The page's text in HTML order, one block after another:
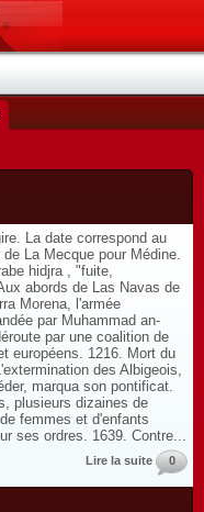
La date correspond au
La Mecque pour Médine.
hidjra , "fuite,
abords de Las Navas de
Morena, l'armée
par Muhammad an-
par une coalition de
européens. 1216. Mort du
des Albigeois,
marqua son pontificat.
plusieurs dizaines de
femmes et d'enfants
ses ordres. 1639. Contre...
Lire la suite 0